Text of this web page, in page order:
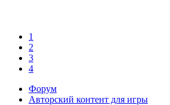
1
2
3
4
Форум
Авторский контент для игры